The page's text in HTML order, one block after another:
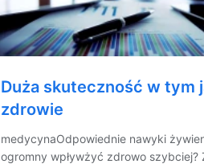
Duża skuteczność w tym
zdrowie
medycynaOdpowiednie nawyki
ogromny wpływżyć zdrowo szybciej?